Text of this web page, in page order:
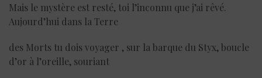
Mais le mystère est resté, toi l’inconnu que j’ai rêvé.
Aujourd’hui dans la Terre
des Morts tu dois voyager , sur la barque du Styx, boucle
d’or à l’oreille, souriant